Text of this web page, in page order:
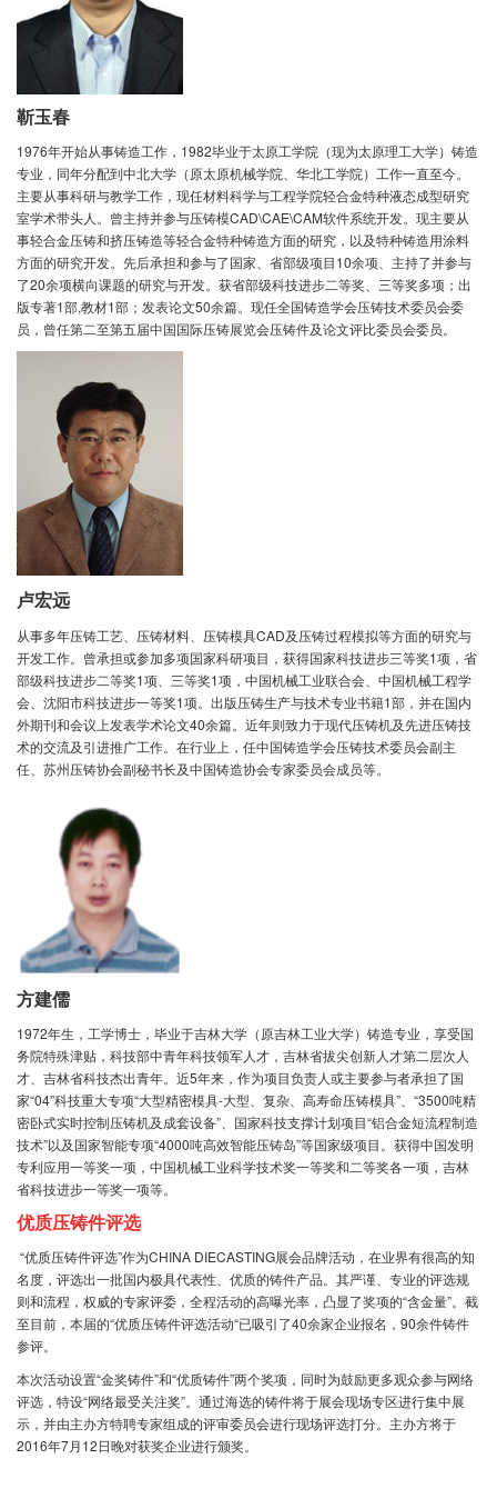
靳玉春
1976年开始从事铸造工作，1982毕业于太原工学院（现为太原理工大学）铸造
专业，同年分配到中北大学（原太原机械学院、华北工学院）工作一直至今。
主要从事科研与教学工作，现任材料科学与工程学院轻合金特种液态成型研究
室学术带头人。曾主持并参与压铸模CAD\CAE\CAM软件系统开发。现主要从
事轻合金压铸和挤压铸造等轻合金特种铸造方面的研究，以及特种铸造用涂料
方面的研究开发。先后承担和参与了国家、省部级项目10余项、主持了并参与
了20余项横向课题的研究与开发。获省部级科技进步二等奖、三等奖多项；出
版专著1部,教材1部；发表论文50余篇。现任全国铸造学会压铸技术委员会委
员，曾任第二至第五届中国国际压铸展览会压铸件及论文评比委员会委员。
卢宏远
从事多年压铸工艺、压铸材料、压铸模具CAD及压铸过程模拟等方面的研究与
开发工作。曾承担或参加多项国家科研项目，获得国家科技进步三等奖1项，省
部级科技进步二等奖1项、三等奖1项，中国机械工业联合会、中国机械工程学
会、沈阳市科技进步一等奖1项。出版压铸生产与技术专业书籍1部，并在国内
外期刊和会议上发表学术论文40余篇。近年则致力于现代压铸机及先进压铸技
术的交流及引进推广工作。在行业上，任中国铸造学会压铸技术委员会副主
任、苏州压铸协会副秘书长及中国铸造协会专家委员会成员等。
方建儒
1972年生，工学博士，毕业于吉林大学（原吉林工业大学）铸造专业，享受国
务院特殊津贴，科技部中青年科技领军人才，吉林省拔尖创新人才第二层次人
才、吉林省科技杰出青年。近5年来，作为项目负责人或主要参与者承担了国
家“04”科技重大专项“大型精密模具-大型、复杂、高寿命压铸模具”、“3500吨精
密卧式实时控制压铸机及成套设备”、国家科技支撑计划项目“铝合金短流程制造
技术”以及国家智能专项“4000吨高效智能压铸岛”等国家级项目。获得中国发明
专利应用一等奖一项，中国机械工业科学技术奖一等奖和二等奖各一项，吉林
省科技进步一等奖一项等。
优质压铸件评选
“优质压铸件评选”作为CHINA DIECASTING展会品牌活动，在业界有很高的知
名度，评选出一批国内极具代表性、优质的铸件产品。其严谨、专业的评选规
则和流程，权威的专家评委，全程活动的高曝光率，凸显了奖项的“含金量”。截
至目前，本届的“优质压铸件评选活动“已吸引了40余家企业报名，90余件铸件
参评。
本次活动设置“金奖铸件”和“优质铸件”两个奖项，同时为鼓励更多观众参与网络
评选，特设“网络最受关注奖”。通过海选的铸件将于展会现场专区进行集中展
示，并由主办方特聘专家组成的评审委员会进行现场评选打分。主办方将于
2016年7月12日晚对获奖企业进行颁奖。